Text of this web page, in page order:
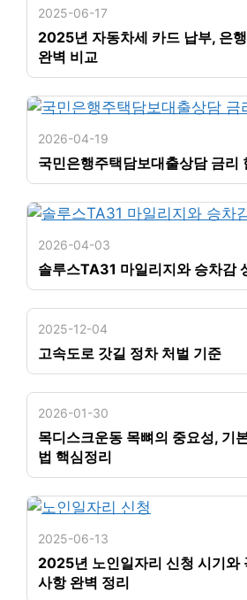
2025-06-17
2025년 자동차세 카드 납부, 은
완벽 비교
2026-04-19
국민은행주택담보대출상담 금리
2026-04-03
솔루스TA31 마일리지와 승차감
2025-12-04
고속도로 갓길 정차 처벌 기준
2026-01-30
목디스크운동 목뼈의 중요성, 기
법 핵심정리
2025-06-13
2025년 노인일자리 신청 시기와
사항 완벽 정리